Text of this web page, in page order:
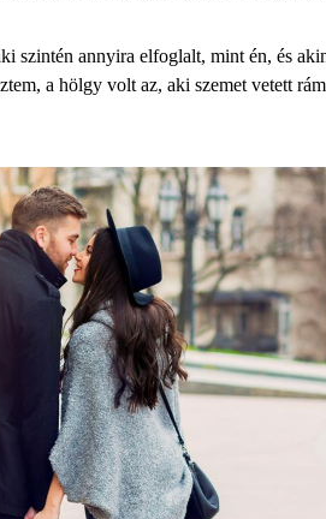
annyira elfoglalt, mint én, és
a hölgy volt az, aki szemet vetett